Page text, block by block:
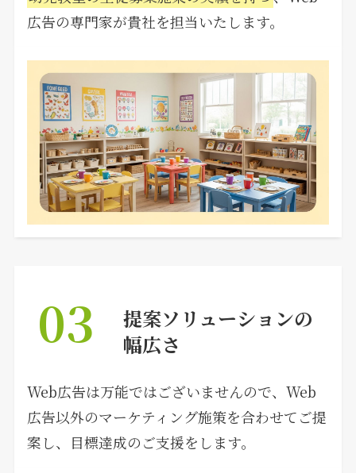
広告の専門家が貴社を担当いたします。
03
提案ソリューションの
幅広さ
Web広告は万能ではございませんので、Web
広告以外のマーケティング施策を合わせてご提
案し、目標達成のご支援をします。